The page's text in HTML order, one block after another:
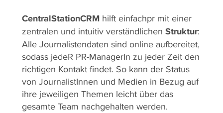
CentralStationCRM hilft einfachpr mit einer
zentralen und intuitiv verständlichen Struktur:
Alle Journalistendaten sind online aufbereitet,
sodass jedeR PR-ManagerIn zu jeder Zeit den
richtigen Kontakt findet. So kann der Status
von JournalistInnen und Medien in Bezug auf
ihre jeweiligen Themen leicht über das
gesamte Team nachgehalten werden.